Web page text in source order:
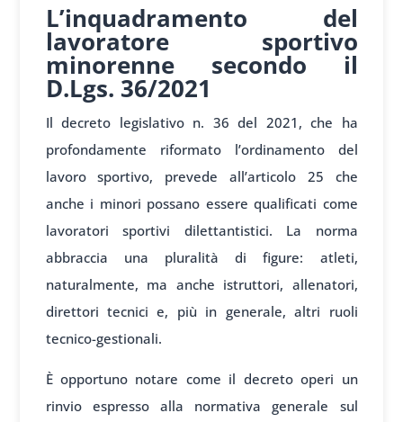
L’inquadramento del
lavoratore sportivo
minorenne secondo il
D.Lgs. 36/2021
Il decreto legislativo n. 36 del 2021, che ha
profondamente riformato l’ordinamento del
lavoro sportivo, prevede all’articolo 25 che
anche i minori possano essere qualificati come
lavoratori sportivi dilettantistici. La norma
abbraccia una pluralità di figure: atleti,
naturalmente, ma anche istruttori, allenatori,
direttori tecnici e, più in generale, altri ruoli
tecnico-gestionali.
È opportuno notare come il decreto operi un
rinvio espresso alla normativa generale sul